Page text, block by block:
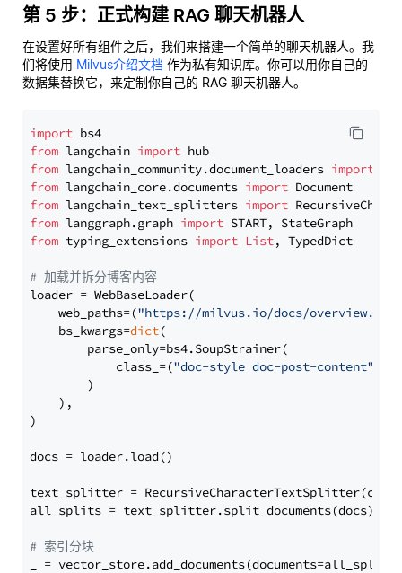
第 5 步：正式构建 RAG 聊天机器人
在设置好所有组件之后，我们来搭建一个简单的聊天机器人。我
们将使用 Milvus介绍文档 作为私有知识库。你可以用你自己的
数据集替换它，来定制你自己的 RAG 聊天机器人。
import
from langchain import
from langchain_community.document_loaders import
from langchain_core.documents import
from langchain_text_splitters import
from langgraph.graph import
from typing_extensions import List, TypedDict
# 加载并拆分博客内容
loader = WebBaseLoader(
    web_paths=(
"https://milvus.io/docs/overview.md"
    bs_kwargs=
dict(
        parse_only=bs4.SoupStrainer(
            class_=(
"doc-style doc-post-content"
        )
    ),
)
docs = loader.load()
text_splitter =
all_splits = text_splitter.split_documents(docs)
# 索引分块
_ = vector_store.add_documents(documents=all_splits)